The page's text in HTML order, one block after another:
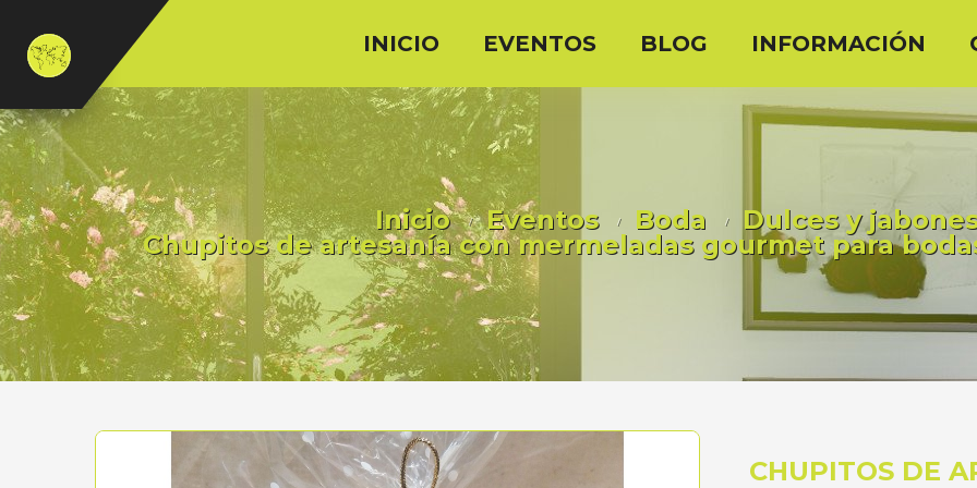
INICIO EVENTOS BLOG INFORMACIÓN
Inicio Eventos Boda Dulces y
Chupitos de artesanía con mermeladas gourmet para
CHUPITOS DE